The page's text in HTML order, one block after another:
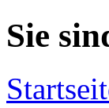
Sie